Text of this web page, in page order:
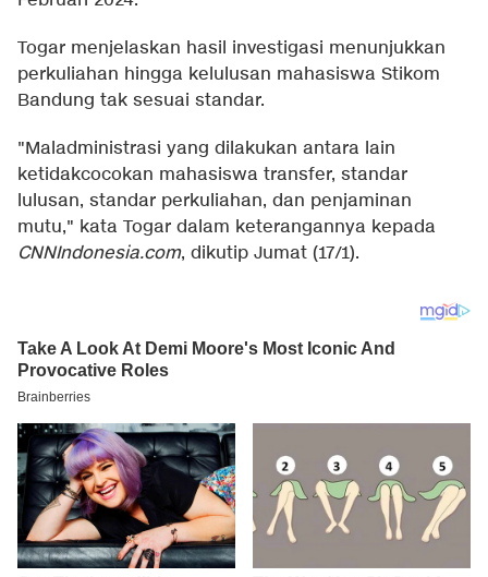
Togar menjelaskan hasil investigasi menunjukkan
perkuliahan hingga kelulusan mahasiswa Stikom
Bandung tak sesuai standar.
"Maladministrasi yang dilakukan antara lain
ketidakcocokan mahasiswa transfer, standar
lulusan, standar perkuliahan, dan penjaminan
mutu," kata Togar dalam keterangannya kepada
CNNIndonesia.com, dikutip Jumat (17/1).